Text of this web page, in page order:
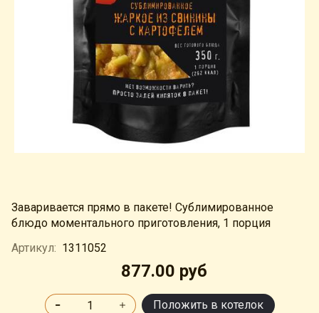
Заваривается прямо в пакете! Сублимированное
блюдо моментального приготовления, 1 порция
Артикул: 1311052
877.00 руб
Положить в котелок